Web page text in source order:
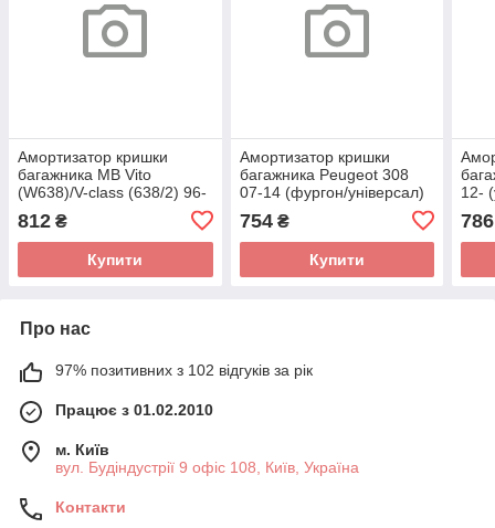
Амортизатор кришки
багажника MB Vito
(W638)/V-class (638/2) 96-
8156803 (LESJOFORS)
812 ₴
Купити
Амортизатор кришки
багажника Peugeot 308
07-14 (фургон/універсал)
8166749 (LESJOFORS)
754₴
Купити
12-
786
Про нас
97% позитивних з 102 відгуків за рік
Працює з 01.02.2010
м. Київ
вул. Будіндустрії 9 офіс 108, Київ, Україна
Контакти